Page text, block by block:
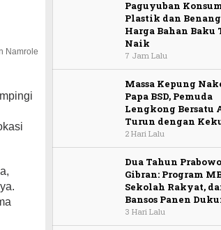
Namrole
Paguyuban
Plastik dan
Harga Bahan Baku
Naik
7 Jam Lalu
Massa Kepung
Papa BSD, Pemuda
Lengkong Bersatu
Turun dengan
2 Hari Lalu
Dua Tahun
Gibran: Program
Sekolah Rakyat,
Bansos Panen
3 Hari Lalu